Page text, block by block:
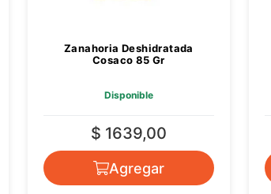
Zanahoria Deshidratada
Cosaco 85 Gr
Disponible
$ 1639,00
Agregar